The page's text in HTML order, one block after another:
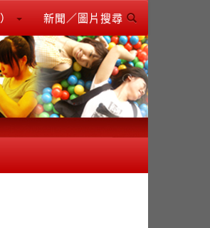
新聞／圖片搜尋